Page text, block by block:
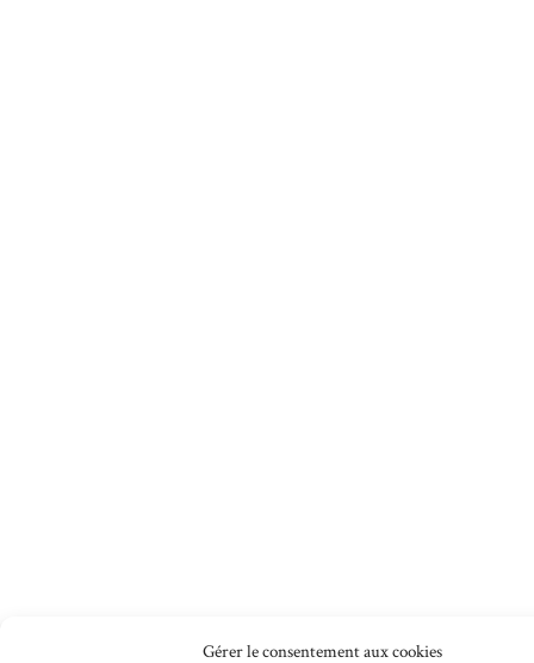
Gérer le consentement aux cookies